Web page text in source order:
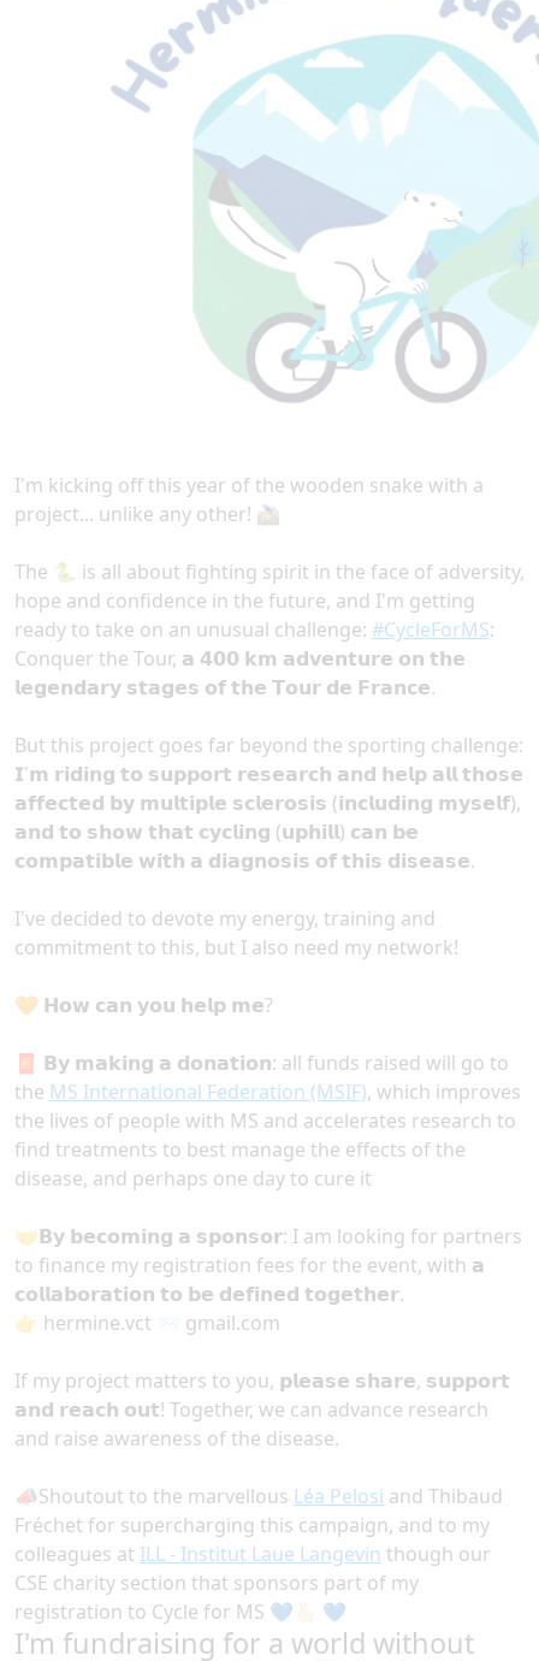
I'm kicking off this year of the wooden snake with a
project... unlike any other! 🚵‍♀️
The 🐍 is all about fighting spirit in the face of adversity,
hope and confidence in the future, and I'm getting
ready to take on an unusual challenge: hashtag
#CycleForMS:
Conquer the Tour, 𝗮 𝟰𝟬𝟬 𝗸𝗺 𝗮𝗱𝘃𝗲𝗻𝘁𝘂𝗿𝗲 𝗼𝗻 𝘁𝗵𝗲
𝗹𝗲𝗴𝗲𝗻𝗱𝗮𝗿𝘆 𝘀𝘁𝗮𝗴𝗲𝘀 𝗼𝗳 𝘁𝗵𝗲 𝗧𝗼𝘂𝗿 𝗱𝗲 𝗙𝗿𝗮𝗻𝗰𝗲.
But this project goes far beyond the sporting challenge:
𝗜'𝗺 𝗿𝗶𝗱𝗶𝗻𝗴 𝘁𝗼 𝘀𝘂𝗽𝗽𝗼𝗿𝘁 𝗿𝗲𝘀𝗲𝗮𝗿𝗰𝗵 𝗮𝗻𝗱 𝗵𝗲𝗹𝗽 𝗮𝗹𝗹 𝘁𝗵𝗼𝘀𝗲
𝗮𝗳𝗳𝗲𝗰𝘁𝗲𝗱 𝗯𝘆 𝗺𝘂𝗹𝘁𝗶𝗽𝗹𝗲 𝘀𝗰𝗹𝗲𝗿𝗼𝘀𝗶𝘀 (𝗶𝗻𝗰𝗹𝘂𝗱𝗶𝗻𝗴 𝗺𝘆𝘀𝗲𝗹𝗳),
𝗮𝗻𝗱 𝘁𝗼 𝘀𝗵𝗼𝘄 𝘁𝗵𝗮𝘁 𝗰𝘆𝗰𝗹𝗶𝗻𝗴 (𝘂𝗽𝗵𝗶𝗹𝗹) 𝗰𝗮𝗻 𝗯𝗲
𝗰𝗼𝗺𝗽𝗮𝘁𝗶𝗯𝗹𝗲 𝘄𝗶𝘁𝗵 𝗮 𝗱𝗶𝗮𝗴𝗻𝗼𝘀𝗶𝘀 𝗼𝗳 𝘁𝗵𝗶𝘀 𝗱𝗶𝘀𝗲𝗮𝘀𝗲.
I've decided to devote my energy, training and
commitment to this, but I also need my network!
🧡 𝗛𝗼𝘄 𝗰𝗮𝗻 𝘆𝗼𝘂 𝗵𝗲𝗹𝗽 𝗺𝗲?
🧧 𝗕𝘆 𝗺𝗮𝗸𝗶𝗻𝗴 𝗮 𝗱𝗼𝗻𝗮𝘁𝗶𝗼𝗻: all funds raised will go to
the MS International Federation (MSIF), which improves
the lives of people with MS and accelerates research to
find treatments to best manage the effects of the
disease, and perhaps one day to cure it
🤝𝗕𝘆 𝗯𝗲𝗰𝗼𝗺𝗶𝗻𝗴 𝗮 𝘀𝗽𝗼𝗻𝘀𝗼𝗿: I am looking for partners
to finance my registration fees for the event, with 𝗮
𝗰𝗼𝗹𝗹𝗮𝗯𝗼𝗿𝗮𝘁𝗶𝗼𝗻 𝘁𝗼 𝗯𝗲 𝗱𝗲𝗳𝗶𝗻𝗲𝗱 𝘁𝗼𝗴𝗲𝘁𝗵𝗲𝗿.
👉 hermine.vct 📨 gmail.com
If my project matters to you, 𝗽𝗹𝗲𝗮𝘀𝗲 𝘀𝗵𝗮𝗿𝗲, 𝘀𝘂𝗽𝗽𝗼𝗿𝘁
𝗮𝗻𝗱 𝗿𝗲𝗮𝗰𝗵 𝗼𝘂𝘁! Together, we can advance research
and raise awareness of the disease.
📣Shoutout to the marvellous Léa Pelosi and Thibaud
Fréchet for supercharging this campaign, and to my
colleagues at ILL - Institut Laue Langevin though our
CSE charity section that sponsors part of my
registration to Cycle for MS 💙🫰🏻 💙
I'm fundraising for a world without